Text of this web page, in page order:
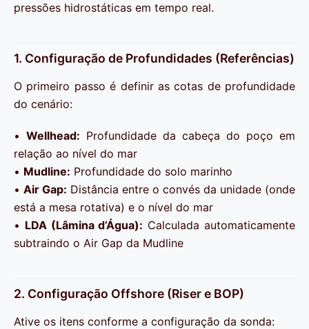
pressões hidrostáticas em tempo real.
1. Configuração de Profundidades (Referências)
O primeiro passo é definir as cotas de profundidade
do cenário:
• Wellhead: Profundidade da cabeça do poço em
relação ao nível do mar
• Mudline: Profundidade do solo marinho
• Air Gap: Distância entre o convés da unidade (onde
está a mesa rotativa) e o nível do mar
• LDA (Lâmina d’Água): Calculada automaticamente
subtraindo o Air Gap da Mudline
2. Configuração Offshore (Riser e BOP)
Ative os itens conforme a configuração da sonda: